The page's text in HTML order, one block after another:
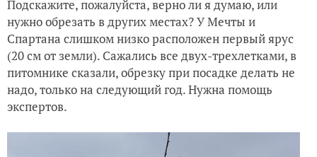
Подскажите, пожалуйста, верно ли я думаю, или
нужно обрезать в других местах? У Мечты и
Спартана слишком низко расположен первый ярус
(20 см от земли). Сажались все двух-трехлетками, в
питомнике сказали, обрезку при посадке делать не
надо, только на следующий год. Нужна помощь
экспертов.